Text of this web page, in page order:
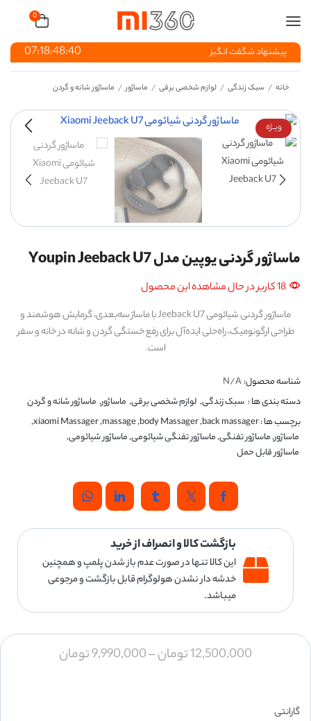
0
پیشنهاد شگفت انگیز 07:18:48:40
خانه / سبک زندگی / لوازم شخصی برقی / ماساژور / ماساژور شانه و گردن
ویــژه
ماساژور گردنی یوپین مدل Youpin Jeeback U7
18 کاربر در حال مشاهده این محصول
ماساژور گردنی شیائومی Jeeback U7 با ماساژ سه‌بعدی، گرمایش هوشمند و
طراحی ارگونومیک، راه‌حلی ایده‌آل برای رفع خستگی گردن و شانه در خانه و سفر
است.
شناسه محصول:N/A
دسته بندی ها : سبک زندگی, لوازم شخصی برقی, ماساژور, ماساژور شانه و گردن
برچسب ها :back massager
,
body Massager
,
massage
,
xiaomi Massager
,
ماساژور,ماساژور تفنگی,ماساژور تفنگی شیائومی,ماساژور شیائومی,
ماساژور قابل حمل
بازگشت کالا و انصراف از خرید
این کالا تنها در صورت عدم باز شدن پلمپ و همچنین
خدشه دار نشدن هولوگرام قابل بازگشت و مرجوعی
میباشد.
12,500,000تومان–
9,990,000تومان
گارانتی